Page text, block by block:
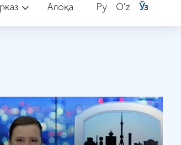
Алоқа Ру O'z Ўз